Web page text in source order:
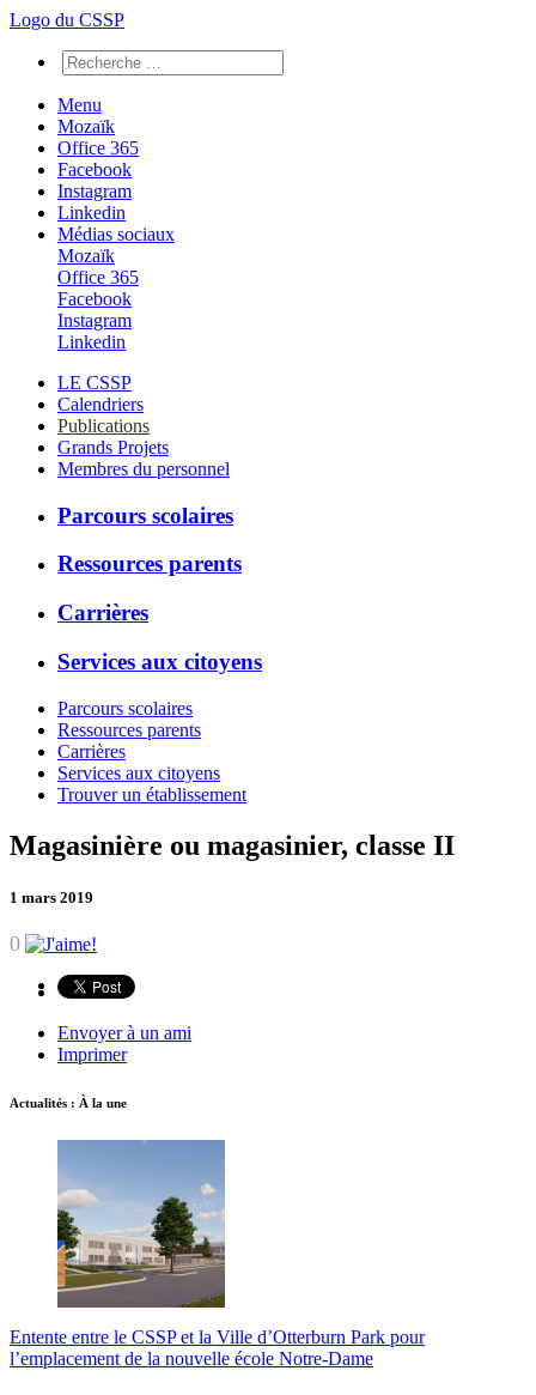
Logo du CSSP
Menu
Mozaïk
Office 365
Facebook
Instagram
Linkedin
Médias sociaux
Mozaïk
Office 365
Facebook
Instagram
Linkedin
LE CSSP
Calendriers
Publications
Grands Projets
Membres du personnel
Parcours scolaires
Ressources parents
Carrières
Services aux citoyens
Parcours scolaires
Ressources parents
Carrières
Services aux citoyens
Trouver un établissement
Magasinière ou magasinier, classe II
1 mars 2019
0
Envoyer à un ami
Imprimer
Actualités : À la une
Entente entre le CSSP et la Ville d’Otterburn Park pour
l’emplacement de la nouvelle école Notre-Dame